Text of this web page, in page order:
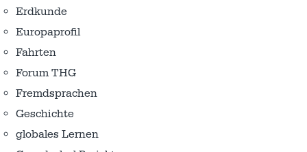
Erdkunde
Europaprofil
Fahrten
Forum THG
Fremdsprachen
Geschichte
globales Lernen